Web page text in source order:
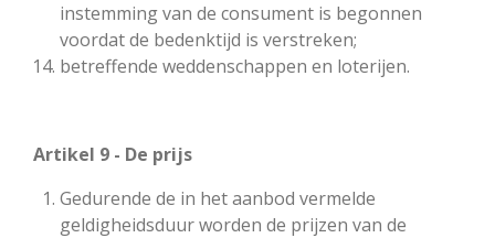
instemming van de consument is begonnen
voordat de bedenktijd is verstreken;
betreffende weddenschappen en loterijen.
Artikel 9 - De prijs
Gedurende de in het aanbod vermelde
geldigheidsduur worden de prijzen van de